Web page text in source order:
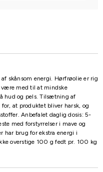
skånsom energi. Hørfrøolie er rig
være med til at mindske
hud og pels. Tilsætning af
at produktet bliver harsk, og
Anbefalet daglig dosis: 5-
med forstyrrelser i mave og
har brug for ekstra energi i
overstige 100 g fedt pr. 100 kg